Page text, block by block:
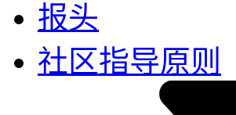
报头
社区指导原则